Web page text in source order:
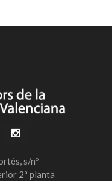
s/nº
2ª planta